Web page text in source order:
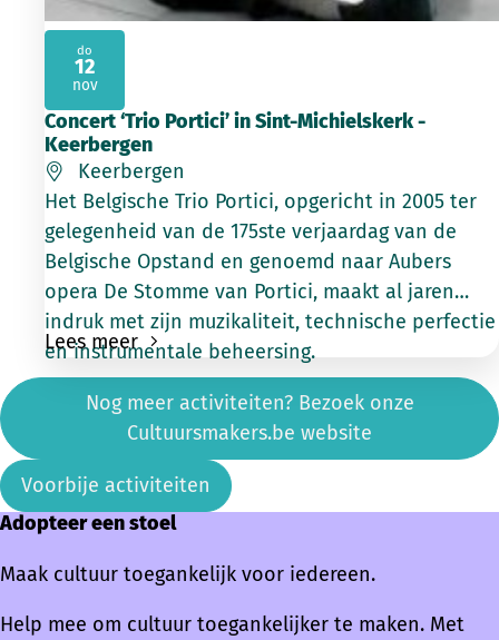
Concert ‘Trio Portici’ in Sint-Michielskerk -
Keerbergen
Keerbergen
Het Belgische Trio Portici, opgericht in 2005 ter
gelegenheid van de 175ste verjaardag van de
Belgische Opstand en genoemd naar Aubers
opera De Stomme van Portici, maakt al jaren
indruk met zijn muzikaliteit, technische perfectie
en instrumentale beheersing.
Lees meer
do
12
nov
2026
Nog meer activiteiten? Bezoek onze
Cultuursmakers.be website
Voorbije activiteiten
Adopteer een stoel
Maak cultuur toegankelijk voor iedereen.
Help mee om cultuur toegankelijker te maken. Met